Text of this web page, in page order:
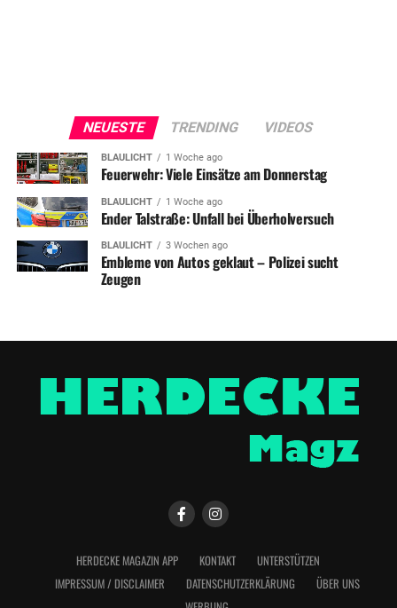
NEUESTE TRENDING VIDEOS
BLAULICHT 1 Woche ago
Feuerwehr: Viele Einsätze am Donnerstag
BLAULICHT 1 Woche ago
Ender Talstraße: Unfall bei Überholversuch
BLAULICHT 3 Wochen ago
Embleme von Autos geklaut – Polizei sucht
Zeugen
HERDECKE MAGAZIN APP KONTAKT
UNTERSTÜTZEN
IMPRESSUM / DISCLAIMER
DATENSCHUTZERKLÄRUNG
ÜBER UNS